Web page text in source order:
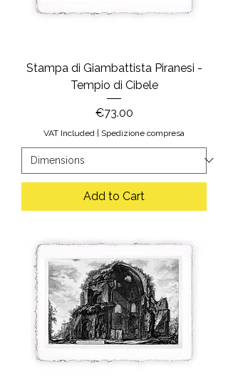
Stampa di Giambattista Piranesi -
Tempio di Cibele
Price
€73.00
VAT Included | Spedizione compresa
Add to Cart